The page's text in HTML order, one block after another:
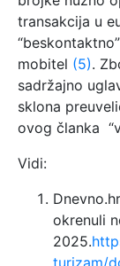
transakcija u
mobitel (5).
sadržajno
sklona
ovog članka
Vidi:
okrenuli
2025.